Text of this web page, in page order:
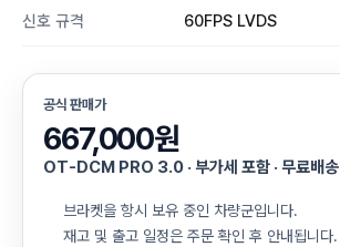
신호 규격 60FPS LVDS
공식 판매가
667,000원
OT-DCM PRO 3.0 · 부가세 포함 · 무료배송
브라켓을 항시 보유 중인 차량군입니다.
재고 및 출고 일정은 주문 확인 후 안내됩니다.